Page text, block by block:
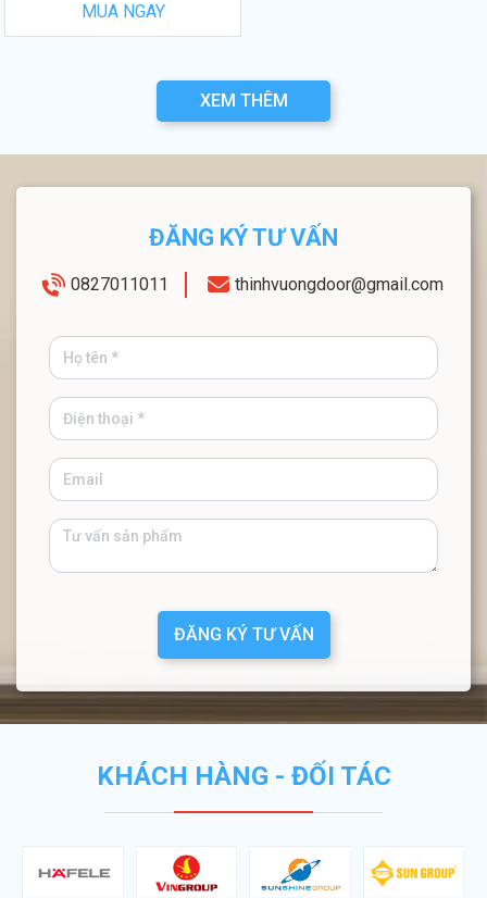
MUA NGAY
XEM THÊM
ĐĂNG KÝ TƯ VẤN
0827011011 thinhvuongdoor@gmail.com
ĐĂNG KÝ TƯ VẤN
KHÁCH HÀNG - ĐỐI TÁC